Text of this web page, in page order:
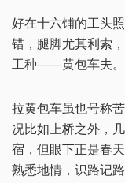
好在十六铺的工头
错，腿脚尤其利索
工种——黄包车夫。
拉黄包车虽也号称
况比如上桥之外，
宿，但眼下正是春
熟悉地情，识路记